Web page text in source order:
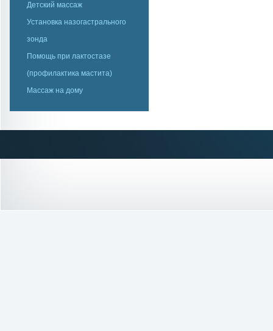
Детский массаж
Установка назогастрального
зонда
Помощь при лактостазе
(профилактика мастита)
Массаж на дому